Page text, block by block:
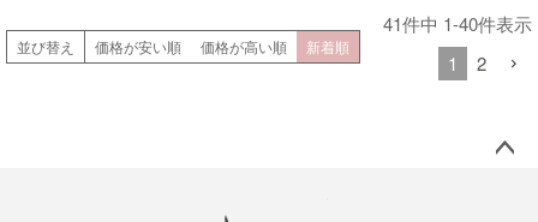
並び替え 価格が安い順 価格が高い順 新着順
41件中 1-40件表示
1
2